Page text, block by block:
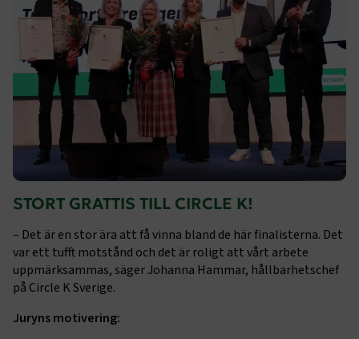
STORT GRATTIS TILL CIRCLE K!
– Det är en stor ära att få vinna bland de här finalisterna. Det
var ett tufft motstånd och det är roligt att vårt arbete
uppmärksammas, säger Johanna Hammar, hållbarhetschef
på Circle K Sverige.
Juryns motivering: